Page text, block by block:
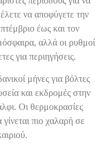
να αποφύγετε την
έως και τον
αλλά οι ρυθμοί
για περιηγήσεις.
μήνες για βόλτες
και εκδρομές στην
Οι θερμοκρασίες
πιο χαλαρή σε